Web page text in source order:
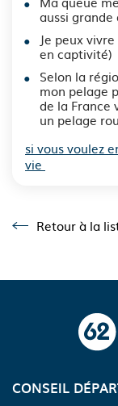
aussi grande
Je peux
en captivité)
Selon la
mon pelage
de la France
un pelage
si vous voulez
vie
Retour à la liste
Retour à la
CONSEIL